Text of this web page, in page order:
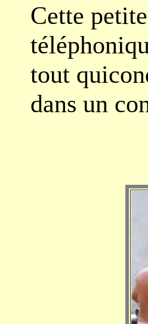
Cette
tout
dans un